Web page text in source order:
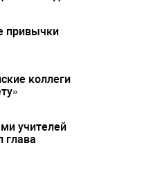
привычки
коллеги
учителей
глава